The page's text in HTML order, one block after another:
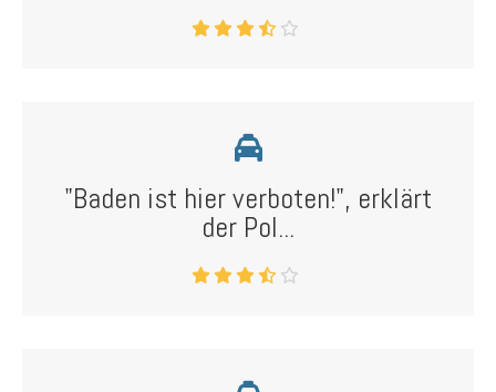
"Baden ist hier verboten!", erklärt
der Pol...